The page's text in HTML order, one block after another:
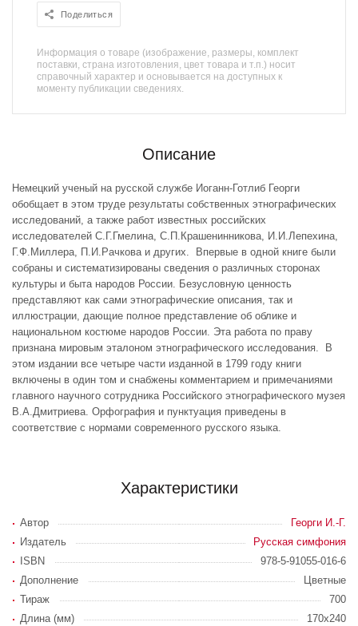
Поделиться
Информация о товаре (изображение, размеры, комплект
поставки, страна изготовления, цвет товара и т.п.) носит
справочный характер и основывается на доступных к
моменту публикации сведениях.
Описание
Немецкий ученый на русской службе Иоганн-Готлиб Георги
обобщает в этом труде результаты собственных этнографических
исследований, а также работ известных российских
исследователей С.Г.Гмелина, С.П.Крашенинникова, И.И.Лепехина,
Г.Ф.Миллера, П.И.Рачкова и других. Впервые в одной книге были
собраны и систематизированы сведения о различных сторонах
культуры и быта народов России. Безусловную ценность
представляют как сами этнографические описания, так и
иллюстрации, дающие полное представление об облике и
национальном костюме народов России. Эта работа по праву
признана мировым эталоном этнографического исследования. В
этом издании все четыре части изданной в 1799 году книги
включены в один том и снабжены комментарием и примечаниями
главного научного сотрудника Российского этнографического музея
В.А.Дмитриева. Орфография и пунктуация приведены в
соответствие с нормами современного русского языка.
Характеристики
Автор
Георги И.-Г.
Издатель
Русская симфония
ISBN
978-5-91055-016-6
Дополнение
Цветные
Тираж
700
Длина (мм)
170x240